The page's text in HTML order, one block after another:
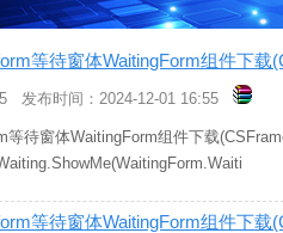
等待窗体WaitingForm组件下载
发布时间：2024-12-01 16:55
等待窗体WaitingForm组件下载
等待窗体WaitingForm组件下载